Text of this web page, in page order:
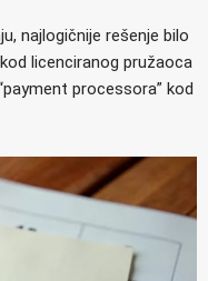
najlogičnije rešenje bilo
licenciranog pružaoca
processora” kod